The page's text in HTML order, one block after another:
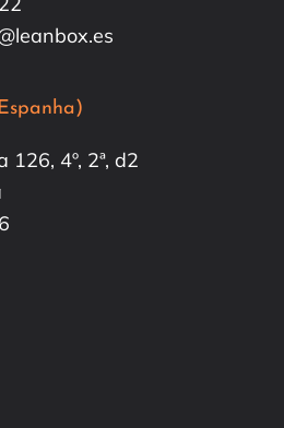
126, 4º, 2ª, d2